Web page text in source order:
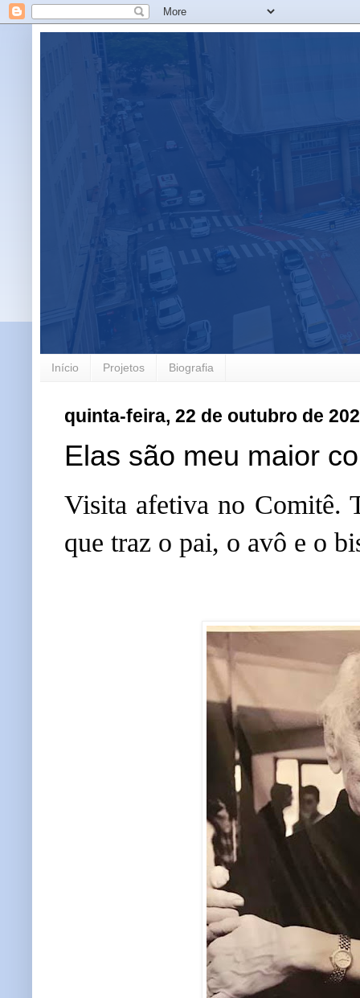
Início Projetos Biografia
quinta-feira, 22 de outubro de
Elas são meu maior
Visita afetiva no Comitê.
que traz o pai, o avô e o